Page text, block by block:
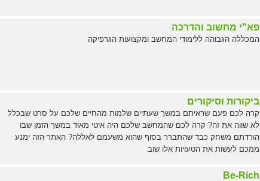
פא"י מחשוב והדרכה
המכללה הגבוהה ללימודי המחשב ומקצועות הגרפיקה
ביקורות וסיקורים
קרה לכם פעם שראיתם במשך שעתיים שלמות מהחיים שלכם על סרט שבכלל
לא שווה את זה? קרה לכם שהמחשב שלכם היה איטי מאוד במשך הזמן שבו
הורדתם משחק כבד שהתברר בסוף שהוא משעמם לאללה? האתר הזה ימנע
ממכם לעשות את הטעויות אלו שוב
Be-Rich